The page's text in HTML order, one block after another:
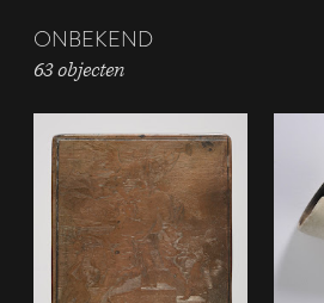
ONBEKEND
63 objecten